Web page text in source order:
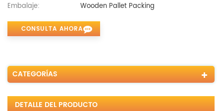
Embalaje:
Wooden Pallet Packing
CONSULTA AHORA
CATEGORÍAS
DETALLE DEL PRODUCTO